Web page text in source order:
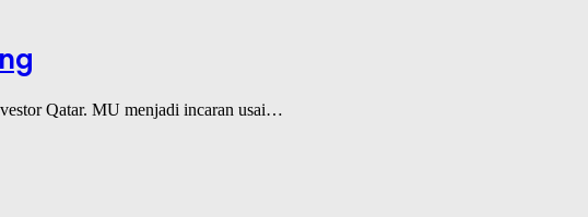
Qatar. MU menjadi incaran usai…